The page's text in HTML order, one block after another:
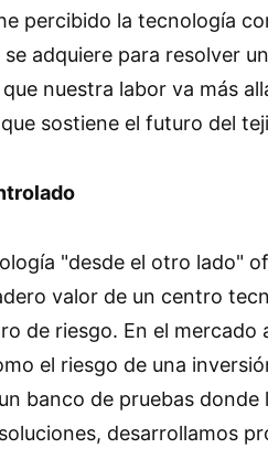
percibido la tecnología
se adquiere para resolver
nuestra labor va más
sostiene el futuro del
"desde el otro lado"
valor de un centro
de riesgo. En el mercado
el riesgo de una
banco de pruebas
desarrollamos